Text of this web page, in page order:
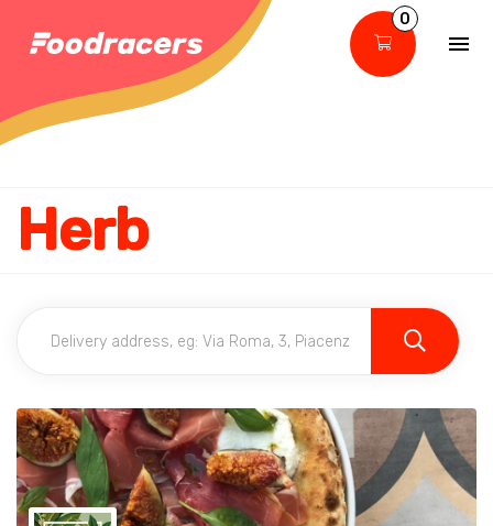
0
Herb